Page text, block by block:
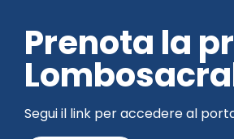
Prenota la
Segui il link per accedere al